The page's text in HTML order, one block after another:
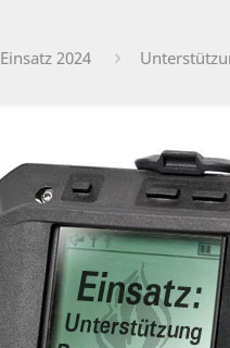
Einsatz 2024